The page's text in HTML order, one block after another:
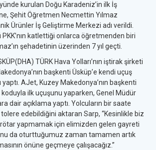
kurulan Doğu Karadeniz’in ilk İş
Şehit Öğretmen Necmettin Yılmaz
Ürünler İş Geliştirme Merkezi adı verildi.
katlettiği onlarca öğretmenden biri
şehadetinin üzerinden 7 yıl geçti.
TÜRK Hava Yolları’nın iştirak şirketi
başkenti Üsküp’e kendi uçuş
AJet, Kuzey Makedonya’nın başkenti
koduyla ilk uçuşunu yaparken, Genel Müdür
dair açıklama yaptı. Yolcuların bir saate
edebildiğini aktaran Sarp, “Kesinlikle biz
yapmamak için elimizden gelen gayreti
da oturttuğumuz zaman tamamen artık
önüne geçmeye çalışacağız.”